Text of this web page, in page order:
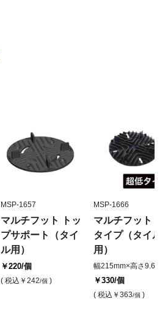
MSP-1657
マルチフット トッ
プサポート（タイ
ル用）
￥220/個
( 税込 ￥242/個 )
MSP-1666
マルチフット 超
タイプ（タイル
用）
幅215mm×高さ9.6mm
￥330/個
( 税込 ￥363/個 )